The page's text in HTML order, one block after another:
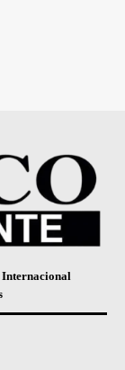
Internacional